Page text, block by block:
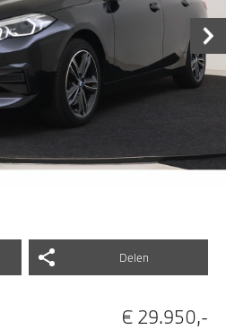
Delen
€ 29.950,-